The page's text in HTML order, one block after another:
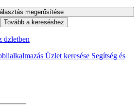
megerősítése
Tovább a kereséshez
üzletben
Üzlet keresése Segítség és